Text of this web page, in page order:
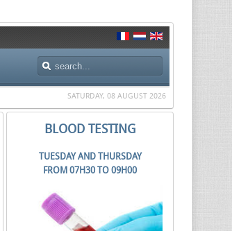
SATURDAY, 08 AUGUST 2026
BLOOD TESTING
TUESDAY AND THURSDAY
FROM 07H30 TO 09H00